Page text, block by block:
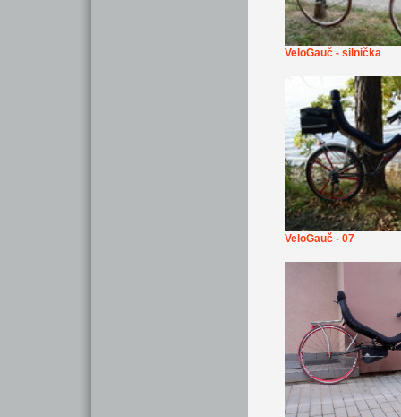
VeloGauč - silnička
VeloGauč - 07